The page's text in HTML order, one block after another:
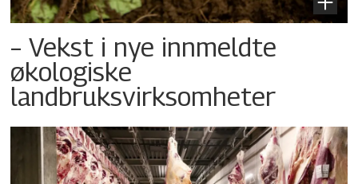
– Vekst i nye innmeldte
økologiske
landbruksvirksomheter